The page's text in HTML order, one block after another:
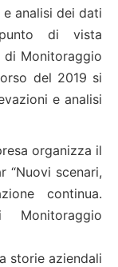
analisi dei dati
di vista
di Monitoraggio
del 2019 si
e analisi
organizza il
“Nuovi scenari,
continua.
storie aziendali